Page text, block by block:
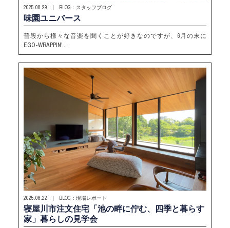
2025.08.29 | BLOG：スタッフブログ
味園ユニバース
普段から様々な音楽を聞くことが好きなのですが、6月の末に
EGO-WRAPPIN'…
2025.08.22 | BLOG：現場レポート
寝屋川市注文住宅「池の畔に佇む、四季と暮らす
家」暮らしの見学会